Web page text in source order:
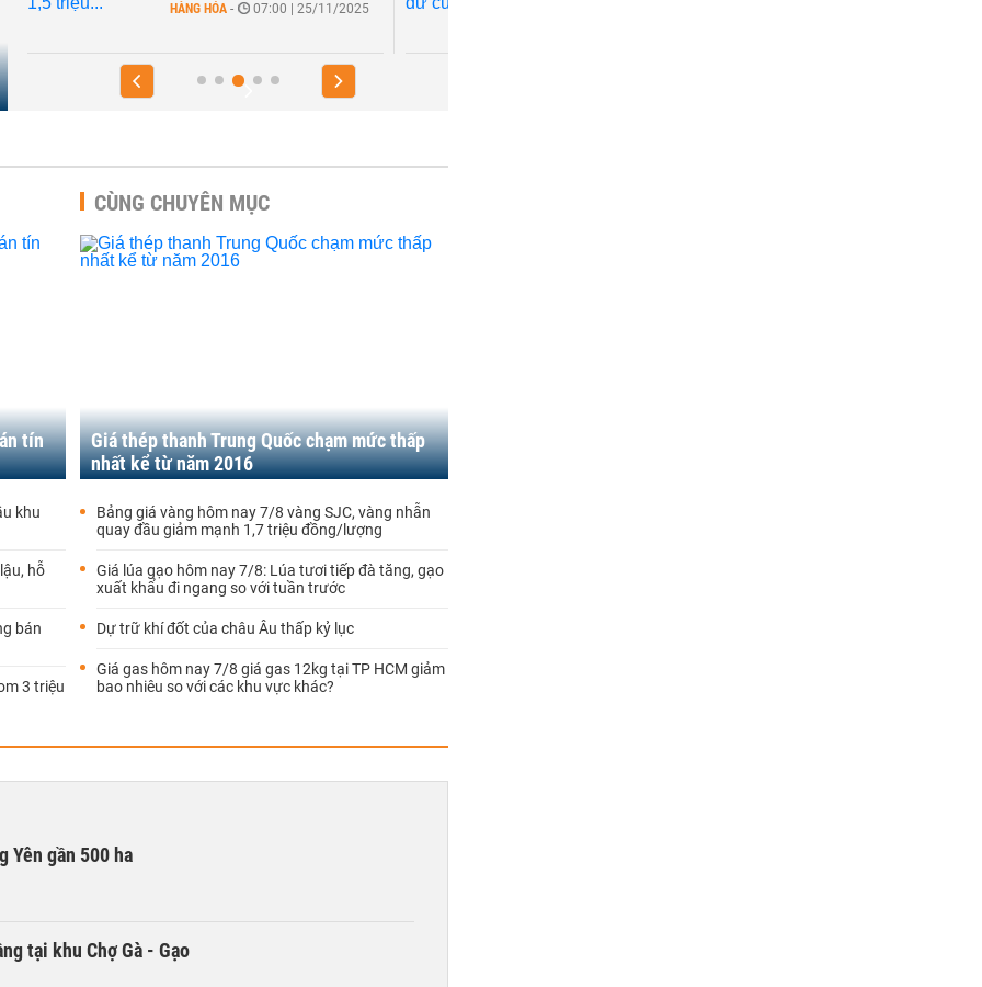
HÀNG HÓA - 07:00 | 25/11/2025
tín
khu
hỗ
bán
3 triệu
CÙNG CHUYÊN MỤC
Giá thép thanh Trung Quốc chạm mức thấp
nhất kể từ năm 2016
Bảng giá vàng hôm nay 7/8 vàng SJC, vàng nhẫn
quay đầu giảm mạnh 1,7 triệu đồng/lượng
Giá lúa gạo hôm nay 7/8: Lúa tươi tiếp đà tăng, gạo
xuất khẩu đi ngang so với tuần trước
Dự trữ khí đốt của châu Âu thấp kỷ lục
Giá gas hôm nay 7/8 giá gas 12kg tại TP HCM giảm
bao nhiêu so với các khu vực khác?
Yên gần 500 ha
tại khu Chợ Gà - Gạo